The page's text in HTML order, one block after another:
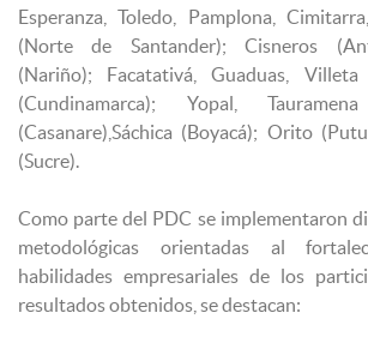
Esperanza, Toledo, Pamplona,
(Norte de Santander); Cisneros
(Nariño); Facatativá, Guaduas,
(Cundinamarca); Yopal,
(Casanare),Sáchica (Boyacá); Orito
(Sucre).
Como parte del PDC se implementaron
metodológicas orientadas al
habilidades empresariales de los
resultados obtenidos, se destacan: